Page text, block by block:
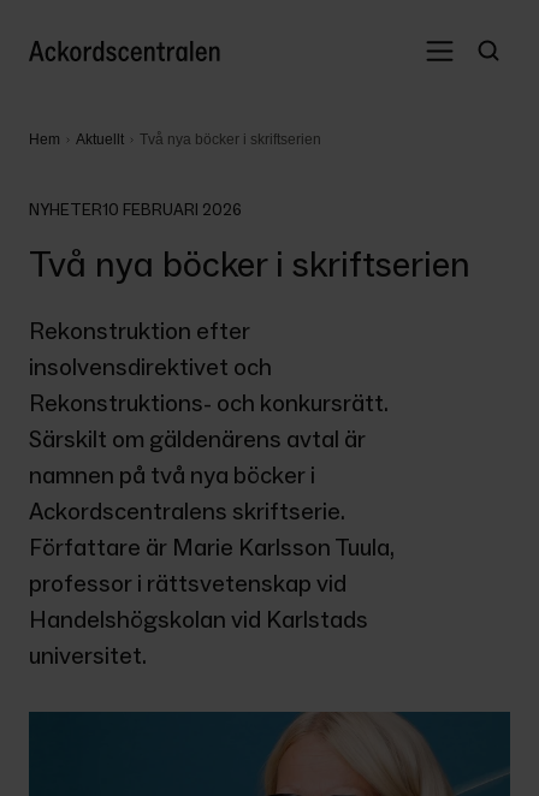
Hem Aktuellt Två nya böcker i skriftserien
NYHETER10 FEBRUARI 2026
Två nya böcker i skriftserien
Rekonstruktion efter
insolvensdirektivet och
Rekonstruktions- och konkursrätt.
Särskilt om gäldenärens avtal är
namnen på två nya böcker i
Ackordscentralens skriftserie.
Författare är Marie Karlsson Tuula,
professor i rättsvetenskap vid
Handelshögskolan vid Karlstads
universitet.